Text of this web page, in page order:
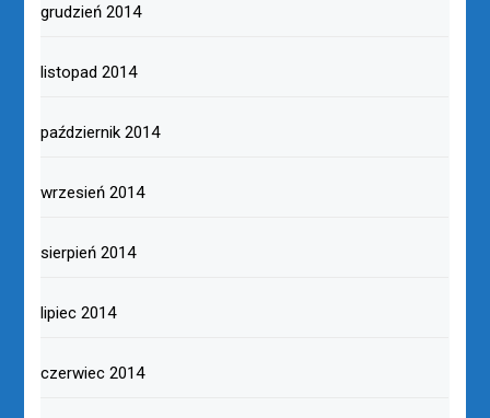
grudzień 2014
listopad 2014
październik 2014
wrzesień 2014
sierpień 2014
lipiec 2014
czerwiec 2014